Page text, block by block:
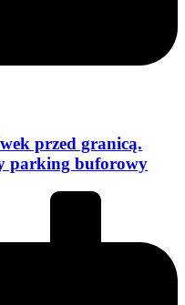
przed granicą.
parking buforowy